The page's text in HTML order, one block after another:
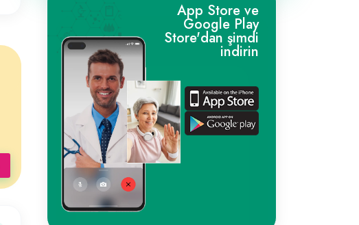
App Store ve
Google Play
Store'dan şimdi
indirin